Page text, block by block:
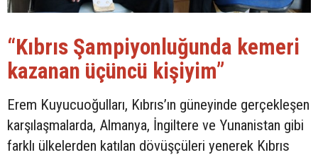
“Kıbrıs Şampiyonluğunda kemeri
kazanan üçüncü kişiyim”
Erem Kuyucuoğulları, Kıbrıs’ın güneyinde gerçekleşen
karşılaşmalarda, Almanya, İngiltere ve Yunanistan gibi
farklı ülkelerden katılan dövüşçüleri yenerek Kıbrıs